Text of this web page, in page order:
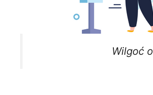
Wilgoć